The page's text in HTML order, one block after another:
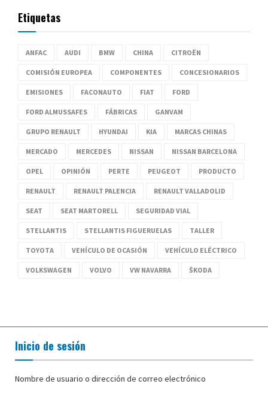
Etiquetas
ANFAC AUDI BMW CHINA CITROËN
COMISIÓN EUROPEA COMPONENTES CONCESIONARIOS
EMISIONES FACONAUTO FIAT FORD
FORD ALMUSSAFES FÁBRICAS GANVAM
GRUPO RENAULT HYUNDAI KIA MARCAS CHINAS
MERCADO MERCEDES NISSAN NISSAN BARCELONA
OPEL OPINIÓN PERTE PEUGEOT PRODUCTO
RENAULT RENAULT PALENCIA RENAULT VALLADOLID
SEAT SEAT MARTORELL SEGURIDAD VIAL
STELLANTIS STELLANTIS FIGUERUELAS TALLER
TOYOTA VEHÍCULO DE OCASIÓN VEHÍCULO ELÉCTRICO
VOLKSWAGEN VOLVO VW NAVARRA ŠKODA
Inicio de sesión
Nombre de usuario o dirección de correo electrónico